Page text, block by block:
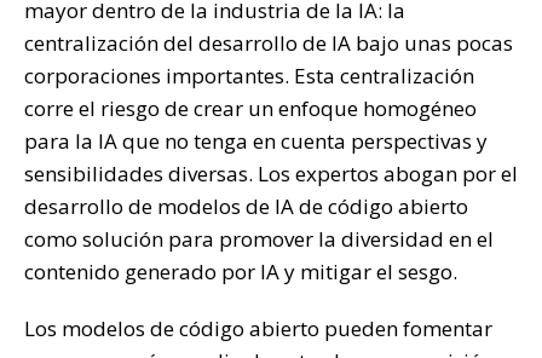
mayor dentro de la industria de la IA: la
centralización del desarrollo de IA bajo unas pocas
corporaciones importantes. Esta centralización
corre el riesgo de crear un enfoque homogéneo
para la IA que no tenga en cuenta perspectivas y
sensibilidades diversas. Los expertos abogan por el
desarrollo de modelos de IA de código abierto
como solución para promover la diversidad en el
contenido generado por IA y mitigar el sesgo.
Los modelos de código abierto pueden fomentar